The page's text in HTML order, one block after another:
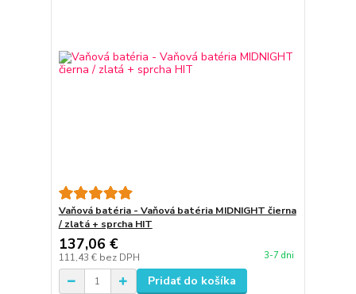
Vaňová batéria - Vaňová batéria MIDNIGHT čierna
/ zlatá + sprcha HIT
137,06 €
111,43 € bez DPH 3-7 dni
Pridať do košíka